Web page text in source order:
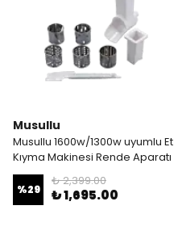
Musullu
Musullu 1600w/1300w uyumlu Et
Kıyma Makinesi Rende Aparatı
%29
₺ 2,399.00
₺ 1,695.00